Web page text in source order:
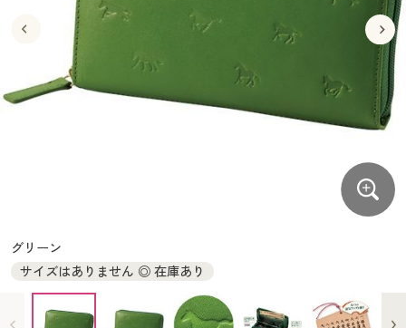
寝具・ベッド
カーテン・ラグ・ファブリック
美容・健康・サプリメント
制服・スクールすべて
制服・学生服
ジュニア・ティーンズ下着
大きいサイズ
大きいサイズ通販すべて
大きいサイズ レディース服
大きいサイズ 事務・制服
バーゲン
バーゲンセール
詳細検索
カタログ・チラシからのご注文
デジタルカタログ
ジュニア・ティーンズ下着
大きいサイズ レディース服
大きいサイズ レディース下着
バーゲンセール
シークレットセール
詳細検索
商品カテゴリ一覧
カタログ無料プレゼント
グリーン
サイズはありません ◎ 在庫あり